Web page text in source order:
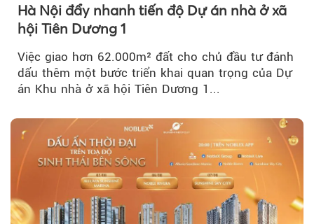
Hà Nội đẩy nhanh tiến độ Dự án nhà ở xã
hội Tiên Dương 1
Việc giao hơn 62.000m² đất cho chủ đầu tư đánh
dấu thêm một bước triển khai quan trọng của Dự
án Khu nhà ở xã hội Tiên Dương 1...